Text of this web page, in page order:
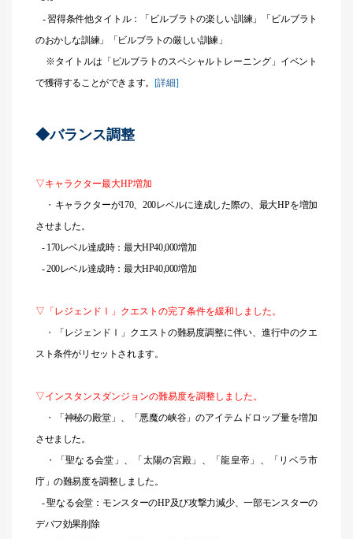
- 習得条件他タイトル：「ビルブラトの楽しい訓練」「ビルブラト
のおかしな訓練」「ビルブラトの厳しい訓練」
※タイトルは「ビルブラトのスペシャルトレーニング」イベント
で獲得することができます。 [詳細]
◆バランス調整
▽キャラクター最大HP増加
・ キャラクターが170、200レベルに達成した際の、最大HPを増加
させました。
- 170レベル達成時：最大HP40,000増加
- 200レベル達成時：最大HP40,000増加
▽「レジェンドⅠ」クエストの完了条件を緩和しました。
・
「レジェンドⅠ」クエストの難易度調整に伴い、進行中のクエ
スト条件がリセットされます。
▽インスタンスダンジョンの難易度を調整しました。
・
「神秘の殿堂」、「悪魔の峡谷」のアイテムドロップ量を増加
させました。
・
「聖なる会堂」、「太陽の宮殿」、「龍皇帝」、「リベラ市
庁」の難易度を調整しました。
- 聖なる会堂：モンスターのHP及び攻撃力減少、一部モンスターの
デバフ効果削除